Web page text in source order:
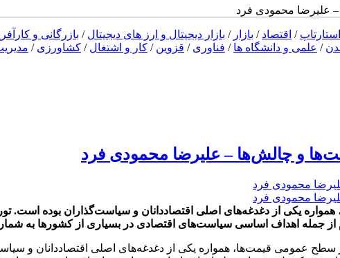
– علیرضا محمودی فرد
استارتاپ / اقتصاد / بازار / بازار دیجیتال و ارز های دیجیتال / بازرگانی و
/ علمی و دانشگاه ها / فناوری / قزوین / کار و اشتغال / کشاورزی /
و چالش‌ها – علیرضا محمودی فرد
یکی از دغدغه‌های اصلی اقتصاددانان و سیاست‌گذاران بوده است.
از جمله اهداف اساسی سیاست‌های اقتصادی در بسیاری از کشورها به
سطح عمومی قیمت‌ها، همواره یکی از دغدغه‌های اصلی اقتصاددانان و